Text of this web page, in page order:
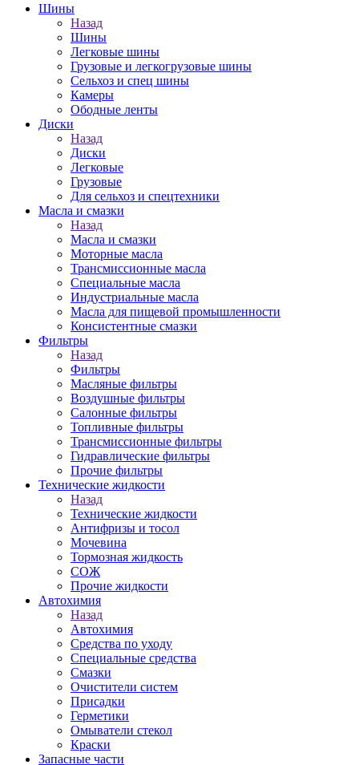
Шины
Назад
Шины
Легковые шины
Грузовые и легкогрузовые шины
Сельхоз и спец шины
Камеры
Ободные ленты
Диски
Назад
Диски
Легковые
Грузовые
Для сельхоз и спецтехники
Масла и смазки
Назад
Масла и смазки
Моторные масла
Трансмиссионные масла
Специальные масла
Индустриальные масла
Масла для пищевой промышленности
Консистентные смазки
Фильтры
Назад
Фильтры
Масляные фильтры
Воздушные фильтры
Салонные фильтры
Топливные фильтры
Трансмиссионные фильтры
Гидравлические фильтры
Прочие фильтры
Технические жидкости
Назад
Технические жидкости
Антифризы и тосол
Мочевина
Тормозная жидкость
СОЖ
Прочие жидкости
Автохимия
Назад
Автохимия
Средства по уходу
Специальные средства
Смазки
Очистители систем
Присадки
Герметики
Омыватели стекол
Краски
Запасные части